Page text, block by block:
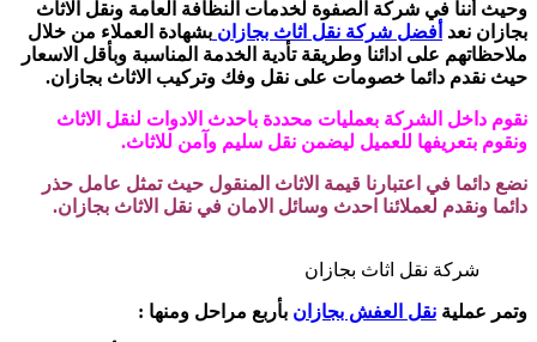
وحيث أننا في شركة الصفوة لخدمات النظافة العامة ونقل الاثاث
بجازان نعد أفضل شركة نقل اثاث بجازان بشهادة العملاء من خلال
ملاحظاتهم على ادائنا وطريقة تأدية الخدمة المناسبة وبأقل الاسعار
حيث نقدم دائما خصومات على نقل وفك وتركيب الاثاث بجازان.
نقوم داخل الشركة بعمليات محددة باحدث الادوات لنقل الاثاث
ونقوم بتعريفها للعميل ليضمن نقل سليم وآمن للاثاث.
نضع دائما في اعتبارنا قيمة الاثاث المنقول حيث تمثل عامل حذر
دائما ونقدم لعملائنا احدث وسائل الامان في نقل الاثاث بجازان.
شركة نقل اثاث بجازان
وتمر عملية نقل العفش بجازان بأربع مراحل ومنها :